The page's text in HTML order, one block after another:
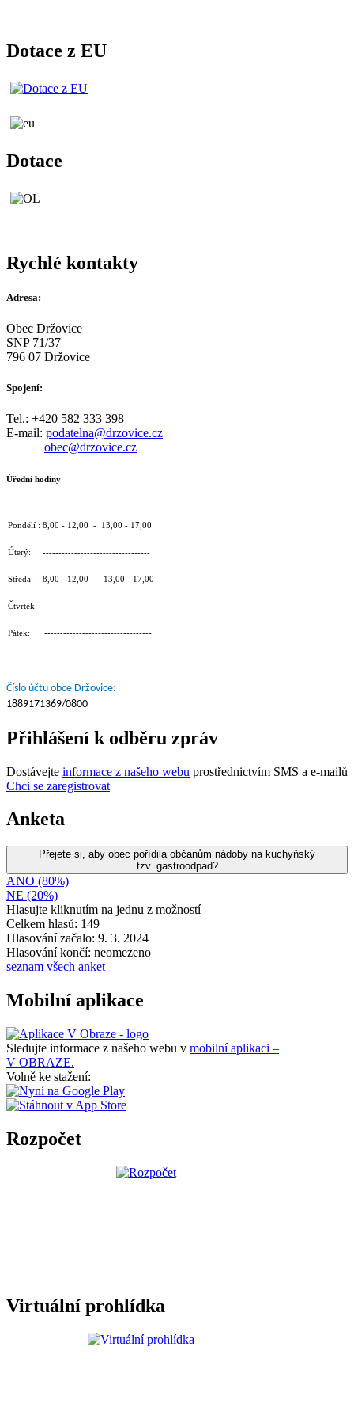
Dotace z EU
Dotace
Rychlé kontakty
Adresa:
Obec Držovice
SNP 71/37
796 07 Držovice
Spojení:
Tel.: +420 582 333 398
E-mail: podatelna@drzovice.cz
obec@drzovice.cz
Úřední hodiny
Pondělí : 8,00 - 12,00 - 13,00 - 17,00
Úterý: ----------------------------------
Středa: 8,00 - 12,00 - 13,00 - 17,00
Čtvrtek: ----------------------------------
Pátek: ----------------------------------
Číslo účtu obce Držovice:
1889171369/0800
Přihlášení k odběru zpráv
Dostávejte informace z našeho webu prostřednictvím SMS a e-mailů
Chci se zaregistrovat
Anketa
Přejete si, aby obec pořídila občanům nádoby na kuchyňský
tzv. gastroodpad?
ANO (80%)
NE (20%)
Hlasujte kliknutím na jednu z možností
Celkem hlasů: 149
Hlasování začalo: 9. 3. 2024
Hlasování končí: neomezeno
seznam všech anket
Mobilní aplikace
Sledujte informace z našeho webu v mobilní aplikaci –
V OBRAZE.
Volně ke stažení:
Rozpočet
Virtuální prohlídka